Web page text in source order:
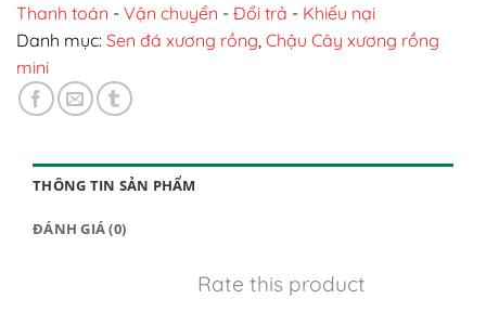
Thanh toán - Vận chuyển - Đổi trả - Khiếu nại
Danh mục: Sen đá xương rồng Chậu Cây xương rồng
mini
THÔNG TIN SẢN PHẨM
ĐÁNH GIÁ (0)
Rate this product